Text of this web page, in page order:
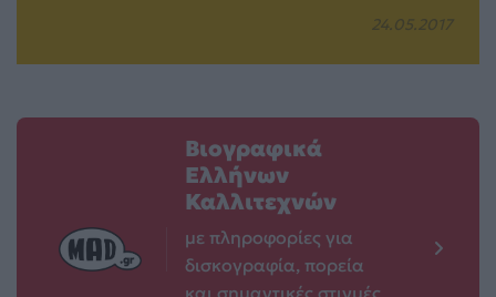
24.05.2017
Βιογραφικά
Ελλήνων
Καλλιτεχνών
με πληροφορίες για
δισκογραφία, πορεία